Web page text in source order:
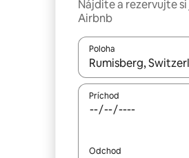
Nájdite a rezervujte
Airbnb
Poloha
Keď budú výsledky k
Príchod
Odchod